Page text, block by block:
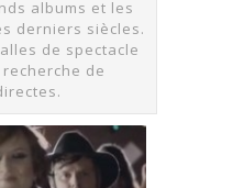
albums et les
derniers siècles.
de spectacle
de